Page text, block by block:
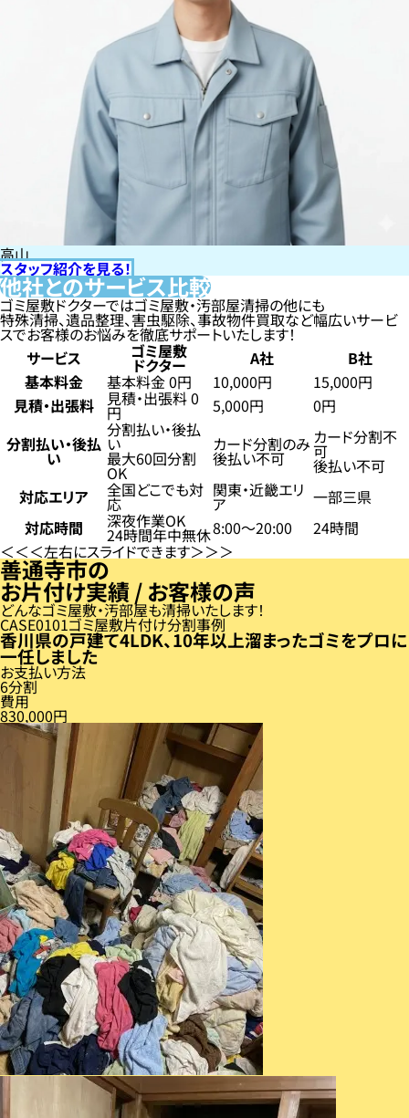
高山
スタッフ紹介を見る！
他社とのサービス比較
ゴミ屋敷ドクターではゴミ屋敷・汚部屋清掃の他にも
特殊清掃、遺品整理、害虫駆除、事故物件買取など幅広いサービ
スでお客様のお悩みを徹底サポートいたします！
サービス
ゴミ屋敷
ドクター A社
B社
基本料金
基本料金 0円 10,000円
15,000円
見積・出張料
見積・出張料 0
円 5,000円
0円
分割払い・後払
い
分割払い・後払
い
最大60回分割
OK
カード分割のみ
後払い不可
カード分割不
可
後払い不可
対応エリア
全国どこでも対
応
関東・近畿エリ
ア
一部三県
対応時間
深夜作業OK
24時間年中無休8:00〜20:00
24時間
左右にスライドできます
善通寺市の
お片付け実績 / お客様の声
どんなゴミ屋敷・汚部屋も清掃いたします！
CASE 01ゴミ屋敷片付け分割事例
香川県の戸建て4LDK、10年以上溜まったゴミをプロに
一任しました
お支払い方法
6分割
費用
830,000円